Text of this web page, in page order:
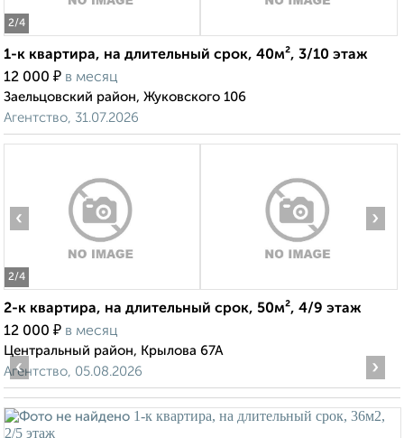
2/4
1-к квартира, на длительный срок, 40м², 3/10 этаж
12 000 ₽ в месяц
Заельцовский район, Жуковского 106
Агентство, 31.07.2026
2/4
‹ ›
2-к квартира, на длительный срок, 50м², 4/9 этаж
12 000 ₽ в месяц
Центральный район, Крылова 67А
Агентство, 05.08.2026
‹ ›